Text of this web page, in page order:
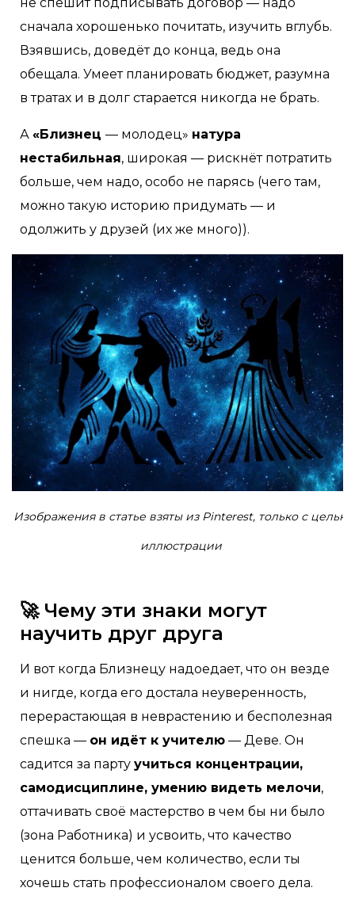
не спешит подписывать договор — надо
сначала хорошенько почитать, изучить вглубь.
Взявшись, доведёт до конца, ведь она
обещала. Умеет планировать бюджет, разумна
в тратах и в долг старается никогда не брать.
А «Близнец — молодец» натура
нестабильная, широкая — рискнёт потратить
больше, чем надо, особо не парясь (чего там,
можно такую историю придумать — и
одолжить у друзей (их же много)).
Изображения в статье взяты из Pinterest, только с целью
иллюстрации
🚀 Чему эти знаки могут
научить друг друга
И вот когда Близнецу надоедает, что он везде
и нигде, когда его достала неуверенность,
перерастающая в неврастению и бесполезная
спешка — он идёт к учителю — Деве. Он
садится за парту учиться концентрации,
самодисциплине, умению видеть мелочи,
оттачивать своё мастерство в чем бы ни было
(зона Работника) и усвоить, что качество
ценится больше, чем количество, если ты
хочешь стать профессионалом своего дела.